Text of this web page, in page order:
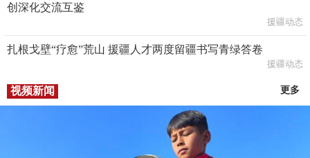
创深化交流互鉴
援疆动态
扎根戈壁“疗愈”荒山 援疆人才两度留疆书写青绿答卷
援疆动态
视频新闻 更多